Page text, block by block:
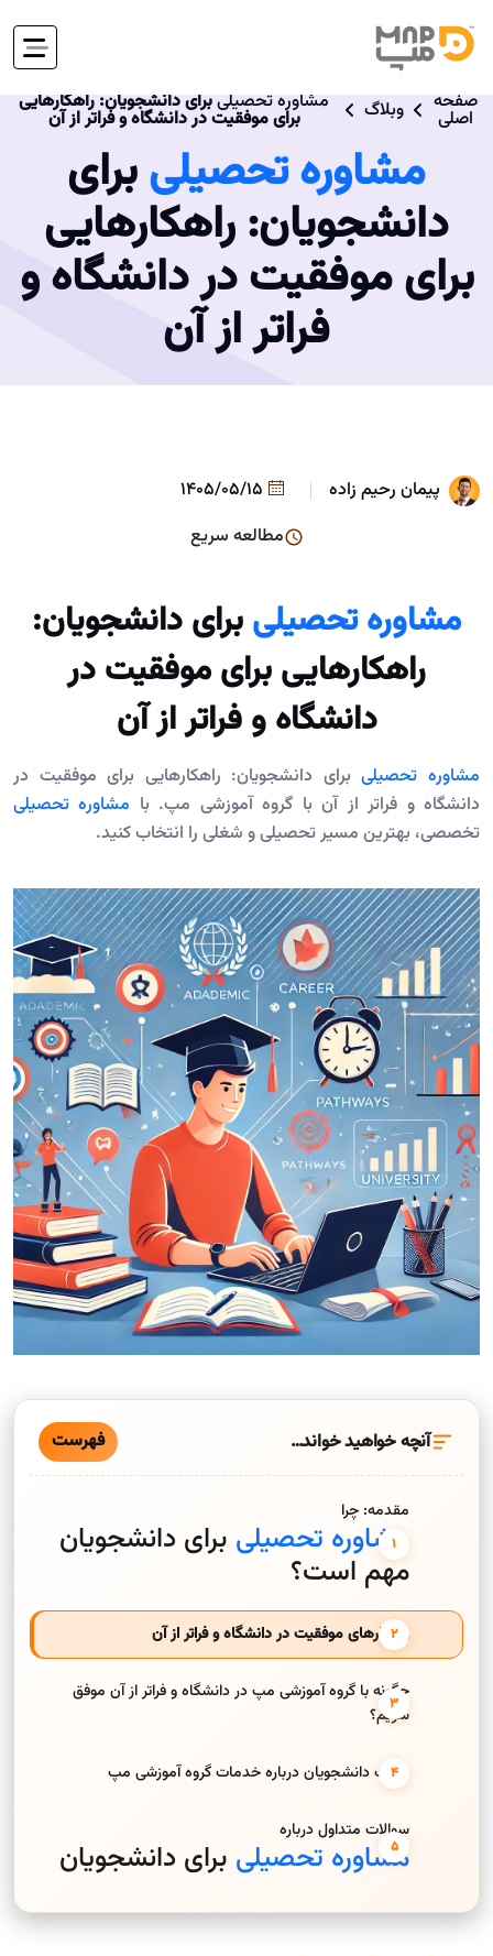
صفحه
اصلی وبلاگ مشاوره تحصیلیبرای دانشجویان: راهکارهایی
برای موفقیت در دانشگاه و فراتر از آن
مشاوره تحصیلیبرای
دانشجویان: راهکارهایی
برای موفقیت در دانشگاه و
فراتر از آن
پیمان رحیم زاده
مطالعه سریع
مشاوره تحصیلیبرای دانشجویان:
راهکارهایی برای موفقیت در
دانشگاه و فراتر از آن
مشاوره تحصیلیبرای دانشجویان: راهکارهایی برای موفقیت در
دانشگاه و فراتر از آن با گروه آموزشی مپ. با مشاوره تحصیلی
تخصصی، بهترین مسیر تحصیلی و شغلی را انتخاب کنید.
آنچه خواهید خواند… فهرست
مقدمه: چرا
مشاوره تحصیلی برای دانشجویان
مهم است؟
راهکارهای موفقیت در دانشگاه و فراتر از آن
چگونه با گروه آموزشی مپ در دانشگاه و فراتر از آن موفق
شویم؟
نظرات دانشجویان درباره خدمات گروه آموزشی مپ
سوالات متداول درباره
مشاوره تحصیلی برای دانشجویان